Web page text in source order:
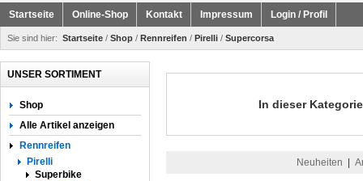
Startseite Online-Shop Kontakt Impressum Login / Profil
Sie sind hier: Startseite / Shop / Rennreifen / Pirelli / Supercorsa
UNSER SORTIMENT
Shop
Alle Artikel anzeigen
Rennreifen
Pirelli
Superbike
In dieser
Neuheiten